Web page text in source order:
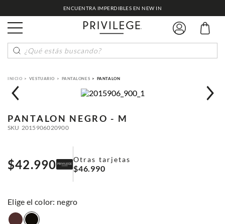
ENCUENTRA IMPERDIBLES EN NEW IN
¿Qué estás buscando?
VESTUARIO PANTALONES PANTALON
PANTALON NEGRO - M
SKU 2015906020900
$42.990 Otras tarjetas
$46.990
: negro